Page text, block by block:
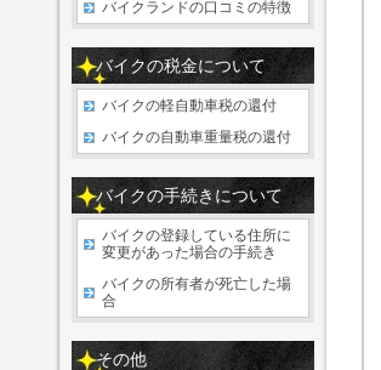
バイクランドの口コミの特徴
バイクの税金について
バイクの軽自動車税の還付
バイクの自動車重量税の還付
バイクの手続きについて
バイクの登録している住所に
変更があった場合の手続き
バイクの所有者が死亡した場
合
その他